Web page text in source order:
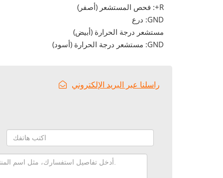
R+: فحص المستشعر (أصفر)
GND: درع
مستشعر درجة الحرارة (أبيض)
GND: مستشعر درجة الحرارة (أسود)
راسلنا عبر البريد الإلكتروني